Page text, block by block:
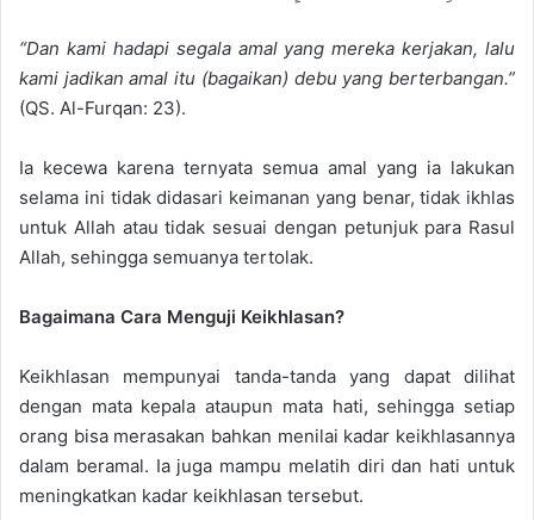
“Dan kami hadapi segala amal yang mereka kerjakan, lalu
kami jadikan amal itu (bagaikan) debu yang berterbangan.”
(QS. Al-Furqan: 23).
Ia kecewa karena ternyata semua amal yang ia lakukan
selama ini tidak didasari keimanan yang benar, tidak ikhlas
untuk Allah atau tidak sesuai dengan petunjuk para Rasul
Allah, sehingga semuanya tertolak.
Bagaimana Cara Menguji Keikhlasan?
Keikhlasan mempunyai tanda-tanda yang dapat dilihat
dengan mata kepala ataupun mata hati, sehingga setiap
orang bisa merasakan bahkan menilai kadar keikhlasannya
dalam beramal. Iajuga mampu melatih diri dan hati untuk
meningkatkan kadar keikhlasan tersebut.